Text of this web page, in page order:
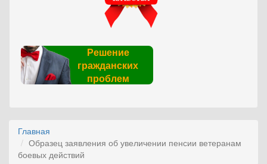
Решение
гражданских
проблем
Главная
Образец заявления об увеличении пенсии ветеранам
боевых действий